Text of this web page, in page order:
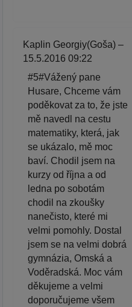
Kaplin Georgiy(Goša) –
15.5.2016 09:22
#5#Vážený pane
Husare, Chceme vám
poděkovat za to, že jste
mě navedl na cestu
matematiky, která, jak
se ukázalo, mě moc
baví. Chodil jsem na
kurzy od října a od
ledna po sobotám
chodil na zkoušky
nanečisto, které mi
velmi pomohly. Dostal
jsem se na velmi dobrá
gymnázia, Omská a
Voděradská. Moc vám
děkujeme a velmi
doporučujeme všem